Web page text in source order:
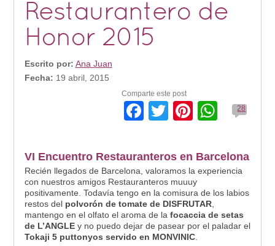
Restaurantero de
Honor 2015
Escrito por: Ana Juan
Fecha: 19 abril, 2015
Comparte este post
Facebook
TwitterPinterest
28
VI Encuentro Restauranteros en Barcelona
Recién llegados de Barcelona, valoramos la experiencia
con nuestros amigos Restauranteros muuuy
positivamente. Todavía tengo en la comisura de los labios
restos delpolvorón de tomate de DISFRUTAR,
mantengo en el olfato el aroma de la focaccia de setas
de L’ANGLEy no puedo dejar de pasear por el paladar el
Tokaji 5 puttonyos servido en MONVINIC.